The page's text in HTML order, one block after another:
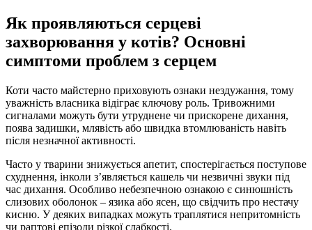
Як проявляються серцеві
захворювання у котів? Основні
симптоми проблем з серцем
Коти часто майстерно приховують ознаки нездужання, тому
уважність власника відіграє ключову роль. Тривожними
сигналами можуть бути утруднене чи прискорене дихання,
поява задишки, млявість або швидка втомлюваність навіть
після незначної активності.
Часто у тварини знижується апетит, спостерігається поступове
схуднення, інколи з’являється кашель чи незвичні звуки під
час дихання. Особливо небезпечною ознакою є синюшність
слизових оболонок – язика або ясен, що свідчить про нестачу
кисню. У деяких випадках можуть траплятися непритомність
чи раптові епізоди різкої слабкості.